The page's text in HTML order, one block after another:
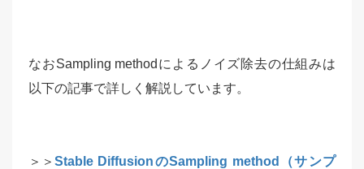
なおSampling methodによるノイズ除去の仕組みは
以下の記事で詳しく解説しています。
＞＞ Stable DiffusionのSampling method（サンプ